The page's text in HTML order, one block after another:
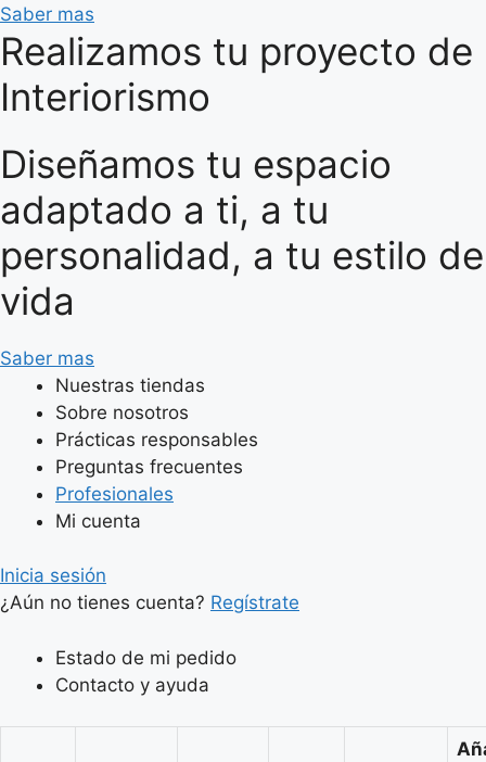
Saber mas
Realizamos tu proyecto de
Interiorismo
Diseñamos tu espacio
adaptado a ti, a tu
personalidad, a tu estilo de
vida
Saber mas
Nuestras tiendas
Sobre nosotros
Prácticas responsables
Preguntas frecuentes
Profesionales
Mi cuenta
Inicia sesión
¿Aún no tienes cuenta? Regístrate
Estado de mi pedido
Contacto y ayuda